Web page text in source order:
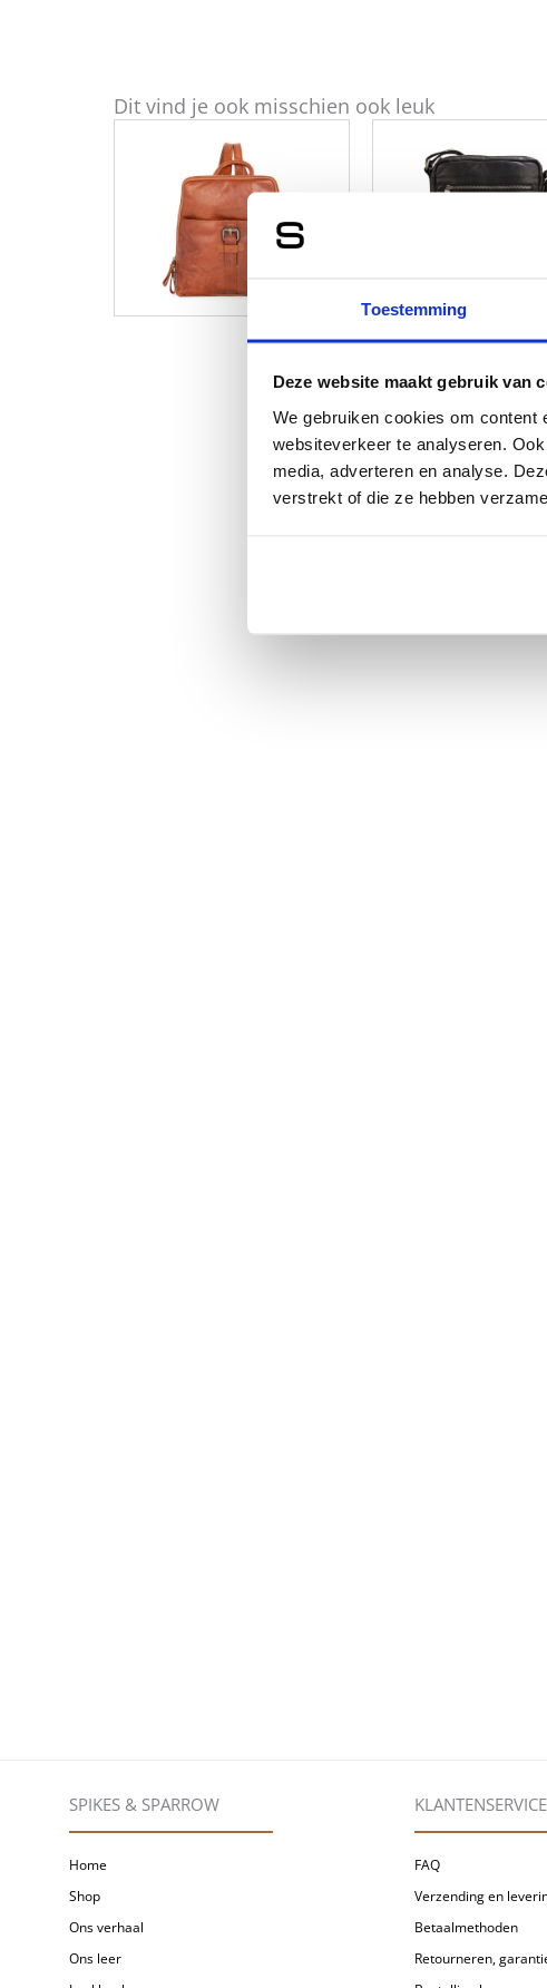
Toestemming
Deze website maakt gebruik van
We gebruiken cookies om content
websiteverkeer te analyseren.
media, adverteren en analyse.
verstrekt of die ze hebben
Dit vind je ook misschien ook leuk
SPIKES & SPARROW
Home
Shop
Ons verhaal
Ons leer
KLANTENSERVICE
FAQ
Verzending en
Betaalmethoden
Retourneren,